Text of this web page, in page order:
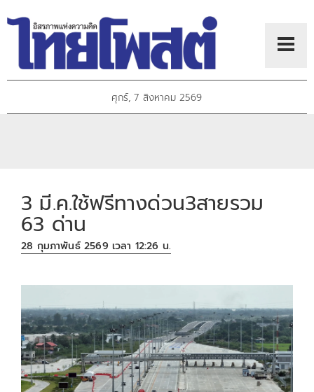
ศุกร์, 7 สิงหาคม 2569
3 มี.ค.ใช้ฟรีทางด่วน3สายรวม
63 ด่าน
28 กุมภาพันธ์ 2569 เวลา 12:26 น.